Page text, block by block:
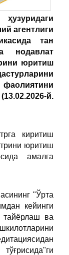
агентлиги
тан
нодавлат
юритиш
фаолиятини
й.
киритиш
юритиш
амалга
"Ўрта
кейинги
тайёрлаш ва